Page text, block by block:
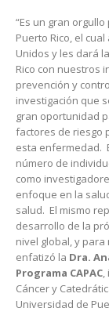
“Es un gran
Puerto Rico, el
Unidos y les dará
Rico con nuestros
prevención y
investigación que
gran oportunidad
factores de riesgo
esta enfermedad.
número de
como
enfoque en la
salud. El mismo
desarrollo de la
nivel global, y
enfatizó la Dra.
Programa CAPAC,
Cáncer y
Universidad de